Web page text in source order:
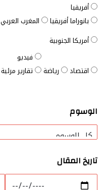
أفريقيا
بانوراما أفريقيا
المغرب العربي
أمريكا الجنوبية
اقتصاد رياضة
فيديو
تقارير مرئية
الوسوم
تاريخ المقال